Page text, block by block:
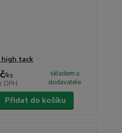
high tack
/ks
DPH
skladem u
dodavatele
Přidat do košíku